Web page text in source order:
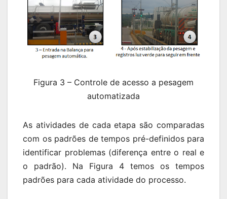
Figura 3 – Controle de acesso a pesagem
automatizada
As atividades de cada etapa são comparadas
com os padrões de tempos pré-definidos para
identificar problemas (diferença entre o real e
o padrão). Na Figura 4 temos os tempos
padrões para cada atividade do processo.